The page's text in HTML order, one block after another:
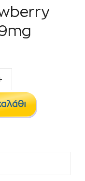
Strawberry
Smoothie